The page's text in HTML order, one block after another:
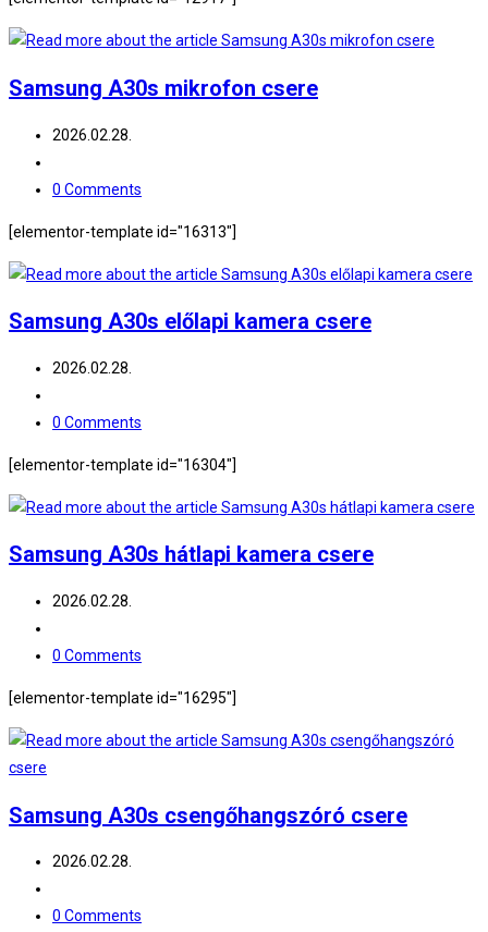
Samsung A30s mikrofon csere
Post
2026.02.28.
category:
Post
0 Comments
[elementor-template id="16313"]
Samsung A30s előlapi kamera csere
Post
2026.02.28.
category:
Post
0 Comments
[elementor-template id="16304"]
Samsung A30s hátlapi kamera csere
Post
2026.02.28.
category:
Post
0 Comments
[elementor-template id="16295"]
Samsung A30s csengőhangszóró csere
Post
2026.02.28.
category:
Post
0 Comments